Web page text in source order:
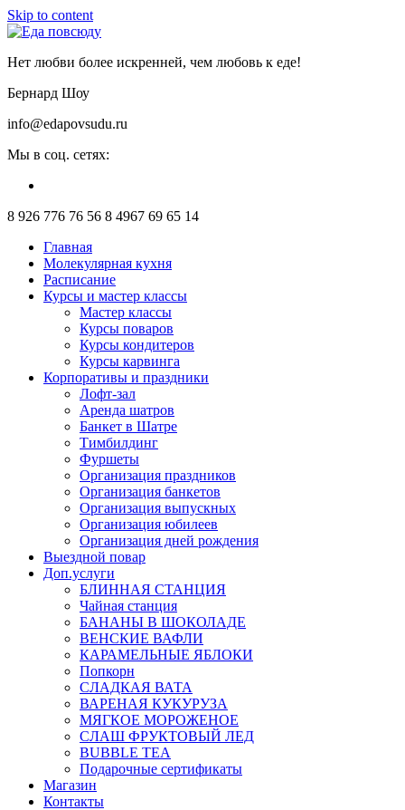
Skip to content
Нет любви более искренней, чем любовь к еде!
Бернард Шоу
info@edapovsudu.ru
Мы в соц. сетях:
8 926 776 76 56 8 4967 69 65 14
Главная
Молекулярная кухня
Расписание
Курсы и мастер классы
Мастер классы
Курсы поваров
Курсы кондитеров
Курсы карвинга
Корпоративы и праздники
Лофт-зал
Аренда шатров
Банкет в Шатре
Тимбилдинг
Фуршеты
Организация праздников
Организация банкетов
Организация выпускных
Организация юбилеев
Организация дней рождения
Выездной повар
Доп.услуги
БЛИННАЯ СТАНЦИЯ
Чайная станция
БАНАНЫ В ШОКОЛАДЕ
ВЕНСКИЕ ВАФЛИ
КАРАМЕЛЬНЫЕ ЯБЛОКИ
Попкорн
СЛАДКАЯ ВАТА
ВАРЕНАЯ КУКУРУЗА
МЯГКОЕ МОРОЖЕНОЕ
СЛАШ ФРУКТОВЫЙ ЛЕД
BUBBLE TEA
Подарочные сертификаты
Магазин
Контакты